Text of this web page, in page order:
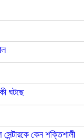
ঘটছে
সেন্টারকে কেন শক্তিশালী